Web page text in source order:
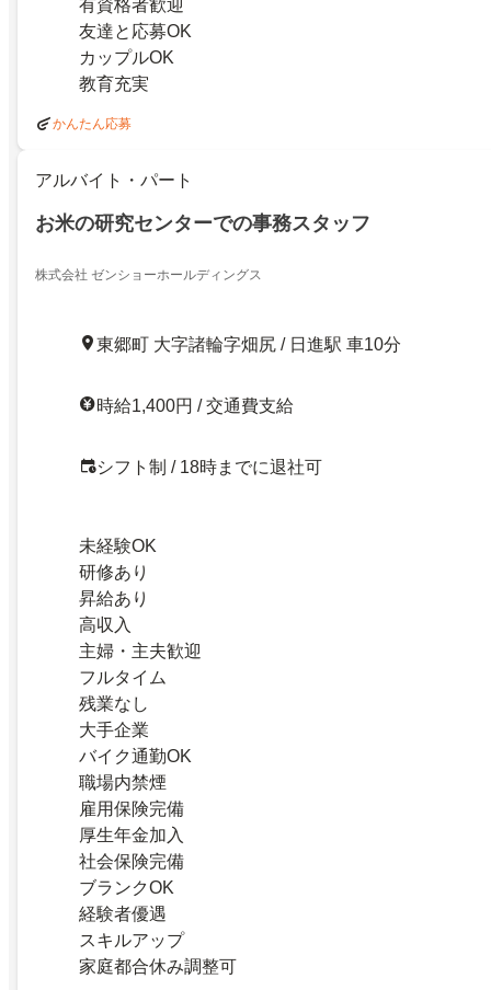
有資格者歓迎
友達と応募OK
カップルOK
教育充実
かんたん応募
アルバイト・パート
お米の研究センターでの事務スタッフ
株式会社 ゼンショーホールディングス
東郷町 大字諸輪字畑尻 / 日進駅 車10分
時給1,400円 / 交通費支給
シフト制 / 18時までに退社可
未経験OK
研修あり
昇給あり
高収入
主婦・主夫歓迎
フルタイム
残業なし
大手企業
バイク通勤OK
職場内禁煙
雇用保険完備
厚生年金加入
社会保険完備
ブランクOK
経験者優遇
スキルアップ
家庭都合休み調整可